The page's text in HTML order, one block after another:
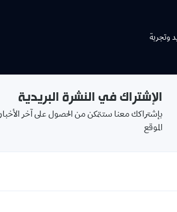
وتجربة
الإشتراك في النشرة البريدية
بإشتراكك معنا ستتمكن من الحصول على آخر
الموقع